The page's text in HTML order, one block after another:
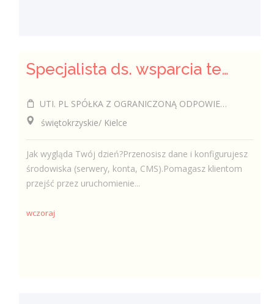
Specjalista ds. wsparcia technicznego (k/m/i)
UTI. PL SPÓŁKA Z OGRANICZONĄ ODPOWIEDZIALNOŚCIĄ
świętokrzyskie/ Kielce
Jak wygląda Twój dzień?Przenosisz dane i konfigurujesz
środowiska (serwery, konta, CMS).Pomagasz klientom
przejść przez uruchomienie...
wczoraj